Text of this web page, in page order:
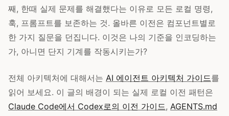
째, 한때 실제 문제를 해결했다는 이유로 모든 로컬 명령,
훅, 프롬프트를 보존하는 것. 올바른 이전은 컴포넌트별로
한 가지 질문을 던집니다. 이것은 나의 기준을 인코딩하는
가, 아니면 단지 기계를 작동시키는가?
전체 아키텍처에 대해서는 AI 에이전트 아키텍처 가이드를
읽어 보세요. 이 글의 배경이 되는 실제 로컬 이전 패턴은
Claude Code에서 Codex로의 이전 가이드, AGENTS.md